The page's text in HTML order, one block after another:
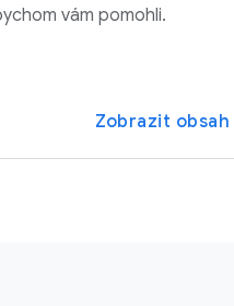
vám pomohli.
Zobrazit obsah